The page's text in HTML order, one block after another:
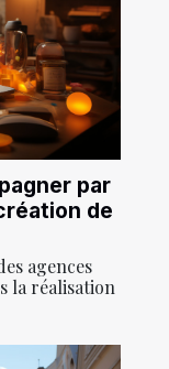
par
de
agences
la réalisation